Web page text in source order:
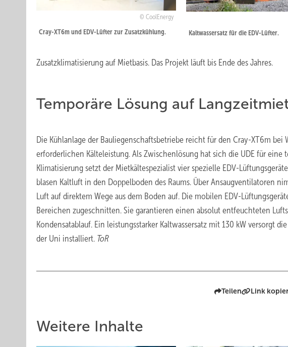
CoolEnergy
Cray-XT6m und EDV-Lüfter zur Zusatzkühlung. Kaltwassersatz für die EDV-Lüfter.
Zusatzklimatisierung auf Mietbasis. Das Projekt läuft bis Ende des Jahres.
Temporäre Lösung auf
Die Kühlanlage der Bauliegenschaftsbetriebe reicht für den Cray-XT6m
erforderlichen Kälteleistung. Als Zwischenlösung hat sich die UDE für eine
Klimatisierung setzt der Mietkältespezialist vier spezielle EDV-
blasen Kaltluft in den Doppelboden des Raums. Über Ansaugventilatoren
Luft auf direktem Wege aus dem Boden auf. Die mobilen EDV-
Bereichen zugeschnitten. Sie garantieren einen absolut entfeuchteten
Kondensatablauf. Ein leistungsstarker Kaltwassersatz mit 130 kW versorgt
der Uni installiert. ToR
Teilen Link
Weitere Inhalte